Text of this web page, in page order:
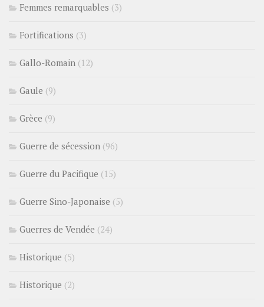
Femmes remarquables (3)
Fortifications (3)
Gallo-Romain (12)
Gaule (9)
Grèce (9)
Guerre de sécession (96)
Guerre du Pacifique (15)
Guerre Sino-Japonaise (5)
Guerres de Vendée (24)
Historique (5)
Historique (2)